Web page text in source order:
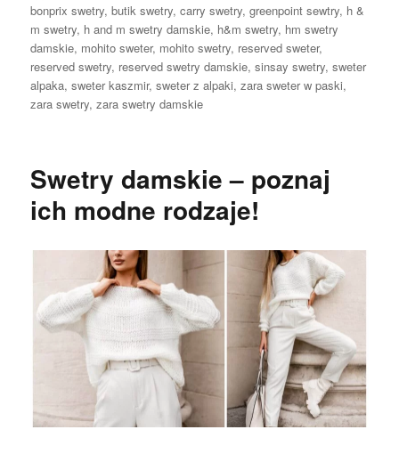
bonprix swetry,butik swetry,carry swetry,greenpoint sewtry, h &
m swetry, h and m swetry damskie, h&m swetry, hm swetry
damskie, mohito sweter, mohito swetry, reserved sweter,
reserved swetry, reserved swetry damskie,sinsay swetry,sweter
alpaka,sweter kaszmir,sweter z alpaki,zara sweter w paski,
zara swetry,zara swetry damskie
Swetry damskie – poznaj
ich modne rodzaje!